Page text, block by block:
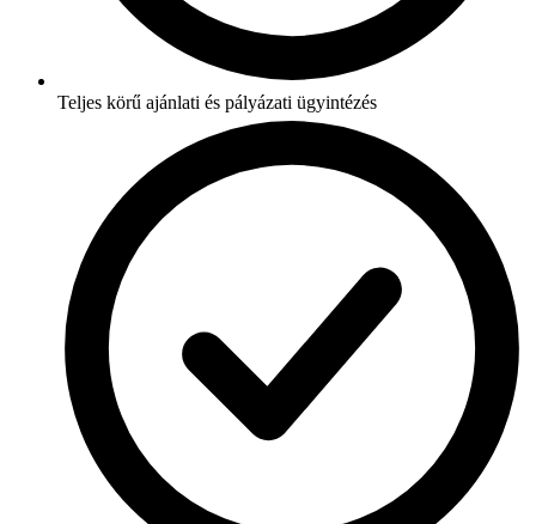
Teljes körű ajánlati és pályázati ügyintézés